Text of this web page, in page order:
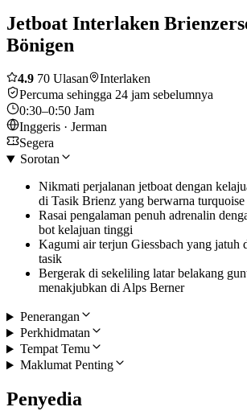
Jetboat Interlaken
Bönigen
4.9 70 Ulasan
Interlaken
Percuma sehingga 24 jam sebelumnya
0:30–0:50 Jam
Inggeris · Jerman
Segera
Sorotan
Nikmati perjalanan jetboat dengan
di Tasik Brienz yang berwarna turquoise
Rasai pengalaman penuh adrenalin
bot kelajuan tinggi
Kagumi air terjun Giessbach yang jatuh
tasik
Bergerak di sekeliling latar belakang
menakjubkan di Alps Berner
Penerangan
Perkhidmatan
Tempat Temu
Maklumat Penting
Penyedia